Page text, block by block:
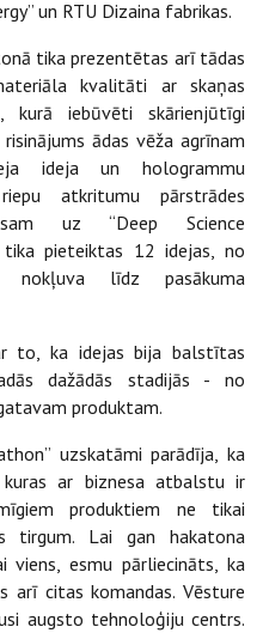
un RTU Dizaina fabrikas.
tika prezentētas arī tādas
kvalitāti ar skaņas
kurā iebūvēti skārienjūtīgi
ādas vēža agrīnam
ideja un hologrammu
atkritumu pārstrādes
uz “Deep Science
tika pieteiktas 12 idejas, no
nokļuva līdz pasākuma
to, ka idejas bija balstītas
dažādās stadijās - no
produktam.
uzskatāmi parādīja, ka
ar biznesa atbalstu ir
produktiem ne tikai
tirgum. Lai gan hakatona
viens, esmu pārliecināts, ka
arī citas komandas. Vēsture
augsto tehnoloģiju centrs.